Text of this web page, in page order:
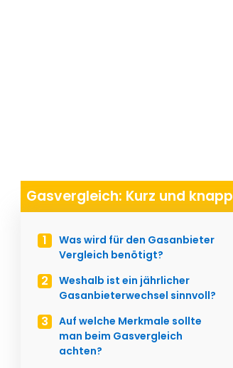
Gasvergleich: Kurz und knapp
Was wird für den Gasanbieter
Vergleich benötigt?
Weshalb ist ein jährlicher
Gasanbieterwechsel sinnvoll?
Auf welche Merkmale sollte
man beim Gasvergleich
achten?